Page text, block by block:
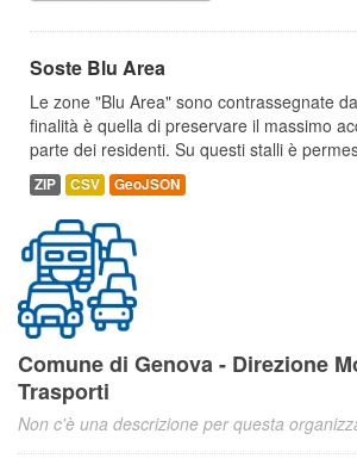
Soste Blu Area
Le zone "Blu Area" sono contrassegnate
finalità è quella di preservare il massimo
parte dei residenti. Su questi stalli è
ZIP CSV GeoJSON
Comune di Genova - Direzione
Trasporti
Non c'è una descrizione per questa